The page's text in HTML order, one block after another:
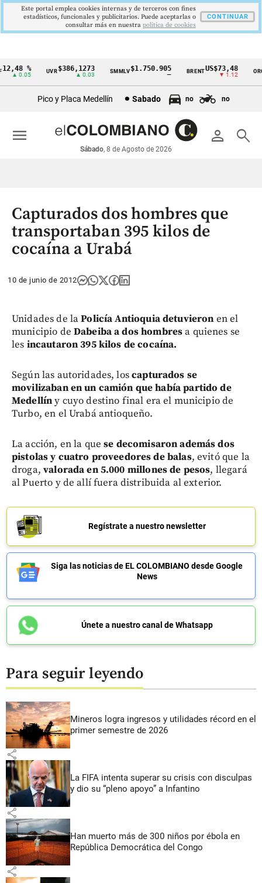
Cintillo
económicos
Colombia
%
▲ 0.05
UVR$386,1273
▲ 0.03
SMMLV$1.750.905 BRENTUS$73,48
▼ 1.12
ORO
Pico y Placa Medellín Sabado no no
person search
Sábado, 8 de Agosto de 2026
menu
Capturados dos hombres que
transportaban 395 kilos de
cocaína a Urabá
10 de junio de 2012
Unidades de laPolicía Antioquia detuvieron en el
municipio de Dabeiba a dos hombresa quienes se
les incautaron 395 kilos de cocaína.
Según las autoridades, loscapturados se
movilizaban en un camión que había partido de
Medellíny cuyo destino final era el municipio de
Turbo, en el Urabá antioqueño.
La acción, en la quese decomisaron además dos
pistolas y cuatro proveedores de balas, evitó que la
droga,valorada en 5.000 millones de pesos, llegará
al Puerto y de allí fuera distribuida al exterior.
Regístrate a nuestro newsletter
Siga las noticias de EL COLOMBIANO desde Google
News
Únete a nuestro canal de Whatsapp
Para seguir leyendo
Mineros logra ingresos y utilidades récord en el
primer semestre de 2026
share
La FIFA intenta superar su crisis con disculpas
y dio su “pleno apoyo” a Infantino
share
Han muerto más de 300 niños por ébola en
República Democrática del Congo
share
Este portal emplea cookies internas y de terceros con fines
estadísticos, funcionales y publicitarios. Puede aceptarlas o
consultar más en nuestra politica de cookies
CONTINUAR